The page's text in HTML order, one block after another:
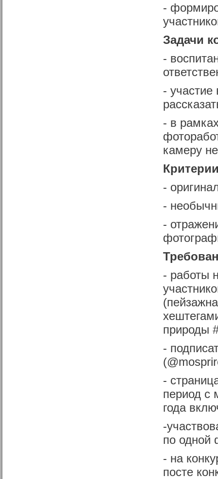
-
Задачи
-
- участие
- в
камеру
-
-
-
- работы
природы
-
-
период с
года
-
по одной
- на
посте